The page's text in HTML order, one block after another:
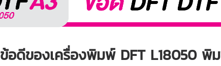
ข้อดีของเครื่องพิมพ์ DFT L18050 พิ